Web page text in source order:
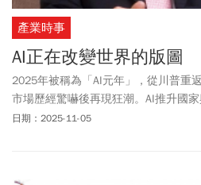
產業時事
AI正在改變世界的版圖
2025年被稱為「AI元年」，從川普重
市場歷經驚嚇後再現狂潮。AI推升國
到藥業，世界資本秩序正被AI重新改寫
日期：2025-11-05